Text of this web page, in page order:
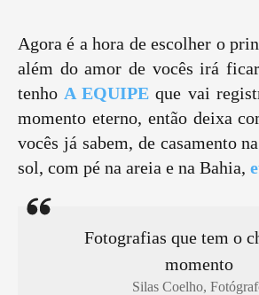
Agora é a hora de escolher o
além do amor de vocês irá
tenho A EQUIPE que vai
momento eterno, então deixa
vocês já sabem, de casamento
sol, com pé na areia e na Bahia,
Fotografias que tem o
momento
Silas Coelho,